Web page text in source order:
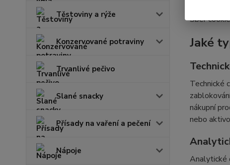
Těstoviny a rýže
Konzervované potraviny
Trvanlivé pečivo
Slané snacky
Přísady na vaření a pečení
Nápoje
Sběr
Jaké
Technické
nákupní
nebo
Analytické